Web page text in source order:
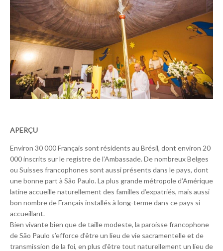
APERÇU
Environ 30 000 Français sont résidents au Brésil, dont environ 20
000 inscrits sur le registre de l’Ambassade. De nombreux Belges
ou Suisses francophones sont aussi présents dans le pays, dont
une bonne part à São Paulo. La plus grande métropole d’Amérique
latine accueille naturellement des familles d’expatriés, mais aussi
bon nombre de Français installés à long-terme dans ce pays si
accueillant.
Bien vivante bien que de taille modeste, la paroisse francophone
de São Paulo s’efforce d’être un lieu de vie sacramentelle et de
transmission de la foi, en plus d’être tout naturellement un lieu de